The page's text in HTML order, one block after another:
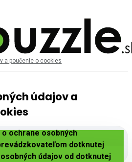
a poučenie o cookies
údajov a
ochrane osobných
dotknutej
údajov od dotknutej